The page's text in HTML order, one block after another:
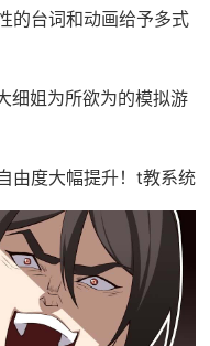
的台词和动画给予多式
细姐为所欲为的模拟游
由度大幅提升！t教系统